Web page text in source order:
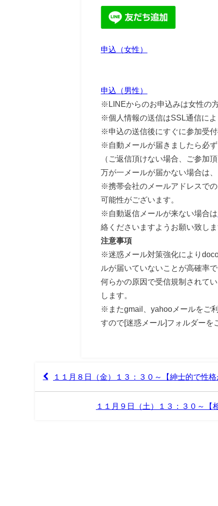
申込（女性）
申込（男性）
※LINEからのお申込みは女性の
※個人情報の送信はSSL通信に
※申込の送信後にすぐに参加受
※自動メールが届きましたら必
（ご返信頂けない場合、ご参加
万が一メールが届かない場合は
※携帯会社のメールアドレスで
可能性がございます。
※自動返信メールが来ない場合は
絡くださいますようお願い致し
注意事項
※迷惑メール対策強化により
ルが届いていないことが高確率
何らかの原因で受信規制されて
します。
※またgmail、yahooメールをご
すので[迷惑メール]フォルダーを
１１月８日（金）１３：３０～【紳士的で性
１１月９日（土）１３：３０～【